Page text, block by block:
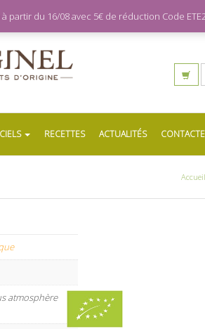
RECETTES ACTUALITÉS
Accueil
atmosphère
partir du 16/08 avec 5€ de réduction Code